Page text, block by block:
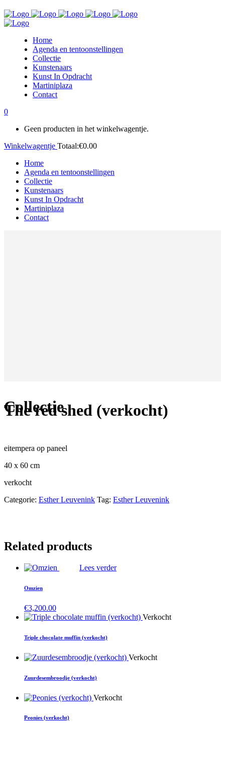
Home
Agenda en tentoonstellingen
Collectie
Kunstenaars
Kunst In Opdracht
Martiniplaza
Contact
0
Geen producten in het winkelwagentje.
Winkelwagentje Totaal:€0.00
Home
Agenda en tentoonstellingen
Collectie
Kunstenaars
Kunst In Opdracht
Martiniplaza
Contact
Collectie
The red shed (verkocht)
eitempera op paneel
40 x 60 cm
verkocht
Categorie: Esther Leuvenink Tag: Esther Leuvenink
Related products
Lees verder
Omzien
€3,200.00
Verkocht
Triple chocolate muffin (verkocht)
Verkocht
Zuurdesembroodje (verkocht)
Verkocht
Peonies (verkocht)